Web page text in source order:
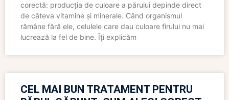
corectă: producția de culoare a părului depinde direct
de câteva vitamine și minerale. Când organismul
rămâne fără ele, celulele care dau culoare firului nu mai
lucrează la fel de bine. Îți explicăm
CEL MAI BUN TRATAMENT PENTRU